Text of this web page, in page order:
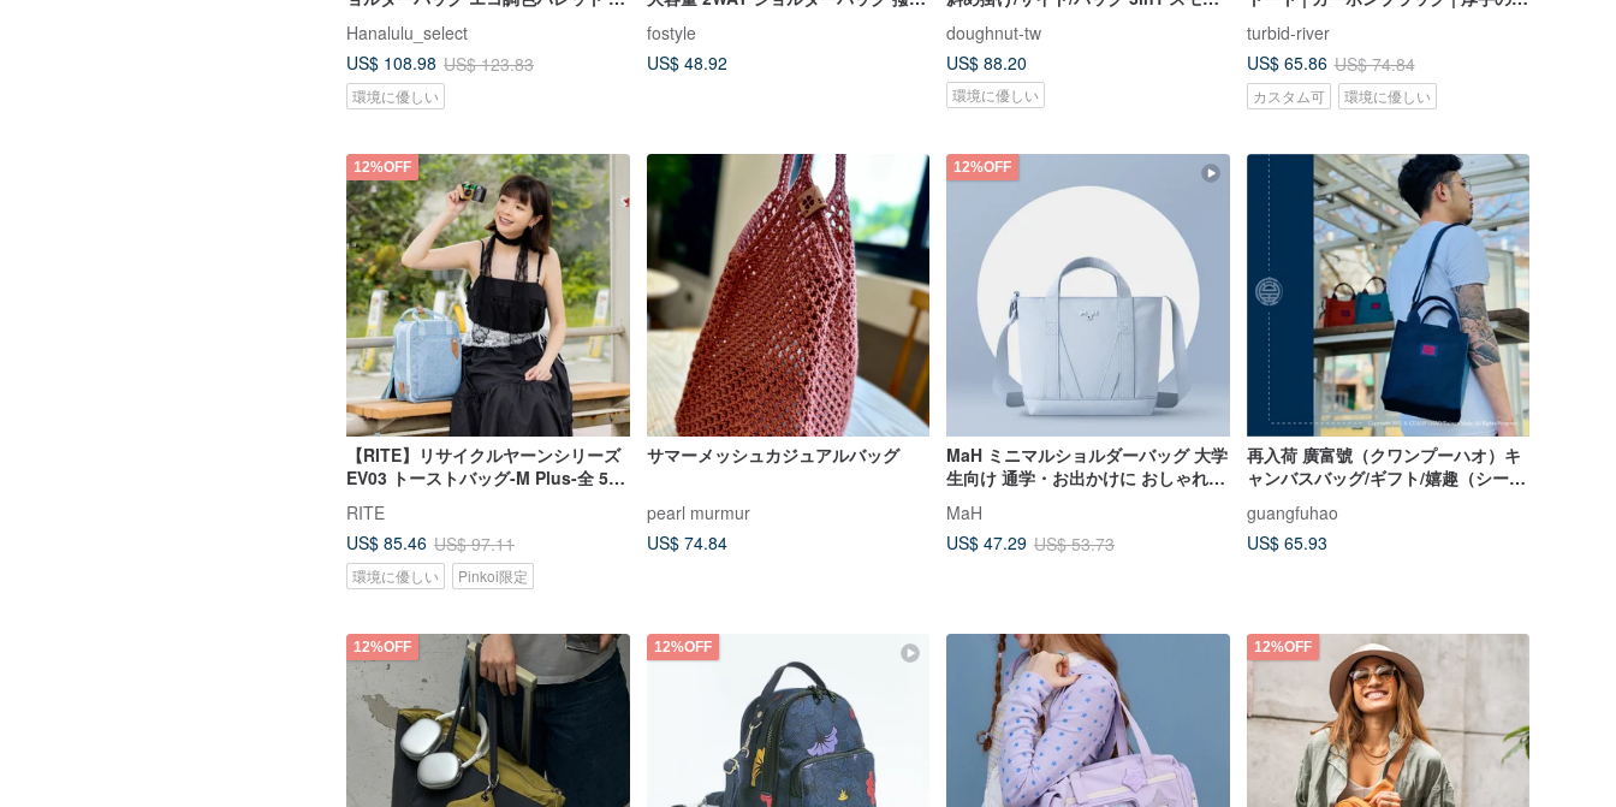
Hanalulu_select
US$ 108.98 US$ 123.83
環境に優しい
fostyle
US$ 48.92
石
doughnut-tw
US$ 88.20
環境に優しい
プトップ使用可能 |
turbid-river
US$ 65.86 US$ 74.84
カスタム可 環境に優しい
12%OFF
【RITE】リサイクルヤーンシリーズ
EV03 トーストバッグ-M Plus-全 5
色
RITE
US$ 85.46 US$ 97.11
環境に優しい Pinkoi限定
サマーメッシュカジュアルバッグ
pearl murmur
US$ 74.84
12%OFF
MaH ミニマルショルダーバッグ 大学
生向け 通学・お出かけに おしゃれな
通勤・ショッピングバッグ
MaH
US$ 47.29 US$ 53.73
再入荷 廣富號（クワンプーハオ）キ
ャンバスバッグ/ギフト/嬉趣（シー
ク）縦型トート/斜め掛けバッグ/ショ
ルダーバッグ/2WAY ミニバッグ
guangfuhao
US$ 65.93
12%OFF 12%OFF 12%OFF